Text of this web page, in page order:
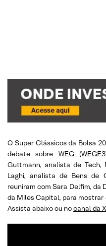
O Super Clássicos da Bolsa
debate sobre WEG
Guttmann, analista de Tech,
Laghi, analista de Bens de
reuniram com Sara Delfim, da
da Miles Capital, para
Assista abaixo ou nocanal da